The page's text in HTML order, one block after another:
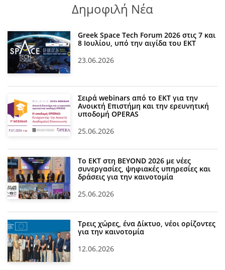
Δημοφιλή Νέα
Greek Space Tech Forum 2026 στις 7 και
8 Ιουλίου, υπό την αιγίδα του ΕΚΤ
23.06.2026
Σειρά webinars από το ΕΚΤ για την
Ανοικτή Επιστήμη και την ερευνητική
υποδομή OPERAS
25.06.2026
Το ΕΚΤ στη BEYOND 2026 με νέες
συνεργασίες, ψηφιακές υπηρεσίες και
δράσεις για την καινοτομία
25.06.2026
Τρεις χώρες, ένα Δίκτυο, νέοι ορίζοντες
για την καινοτομία
12.06.2026